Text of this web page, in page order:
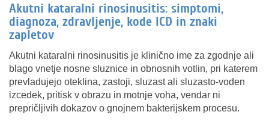
Akutni kataralni rinosinusitis: simptomi,
diagnoza, zdravljenje, kode ICD in znaki
zapletov
Akutni kataralni rinosinusitis je klinično ime za zgodnje ali
blago vnetje nosne sluznice in obnosnih votlin, pri katerem
prevladujejo oteklina, zastoji, sluzast ali sluzasto-voden
izcedek, pritisk v obrazu in motnje voha, vendar ni
prepričljivih dokazov o gnojnem bakterijskem procesu.